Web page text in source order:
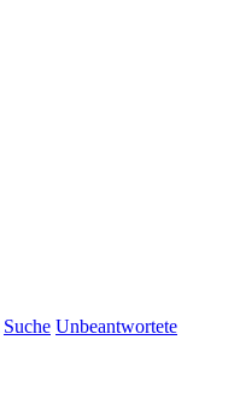
Suche Unbeantwortete